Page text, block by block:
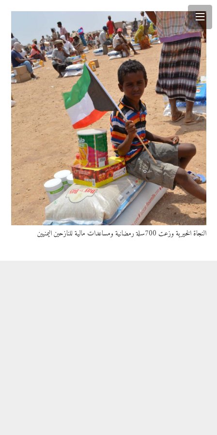
النجاة الخيرية وزعت 700سلة رمضانية ومساعدات مالية للنازحين اليمنيين